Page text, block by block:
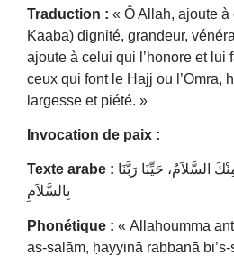
Traduction : « Ô Allah, ajoute
Kaaba) dignité, grandeur,
ajoute à celui qui l’honore et lui
ceux qui font le Hajj ou l’Omra,
largesse et piété. »
Invocation de paix :
Texte arabe :
بِالسَّلاَمِ
Phonétique : « Allahoumma
as-salām, ḥayyinā rabbanā